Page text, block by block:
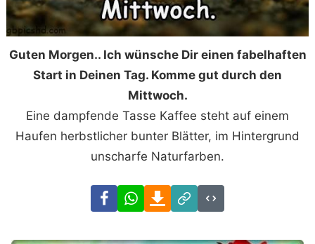
Guten Morgen.. Ich wünsche Dir einen fabelhaften
Start in Deinen Tag. Komme gut durch den
Mittwoch.
Eine dampfende Tasse Kaffee steht auf einem
Haufen herbstlicher bunter Blätter, im Hintergrund
unscharfe Naturfarben.
FacebookWhatsAppDownload
Link
Code